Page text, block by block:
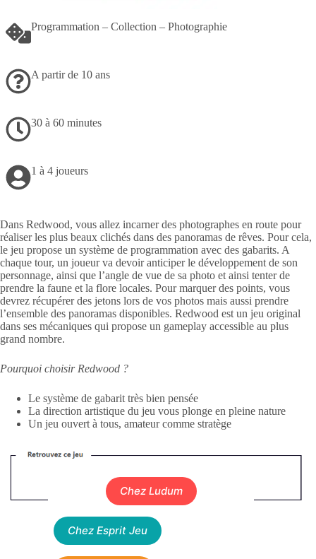
Programmation – Collection – Photographie
A partir de 10 ans
30 à 60 minutes
1 à 4 joueurs
Dans Redwood, vous allez incarner des photographes en route pour
réaliser les plus beaux clichés dans des panoramas de rêves. Pour cela,
le jeu propose un système de programmation avec des gabarits. A
chaque tour, un joueur va devoir anticiper le développement de son
personnage, ainsi que l’angle de vue de sa photo et ainsi tenter de
prendre la faune et la flore locales. Pour marquer des points, vous
devrez récupérer des jetons lors de vos photos mais aussi prendre
l’ensemble des panoramas disponibles. Redwood est un jeu original
dans ses mécaniques qui propose un gameplay accessible au plus
grand nombre.
Pourquoi choisir Redwood ?
Le système de gabarit très bien pensée
La direction artistique du jeu vous plonge en pleine nature
Un jeu ouvert à tous, amateur comme stratège
Chez Ludum
Chez Esprit Jeu